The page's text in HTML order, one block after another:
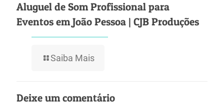
Aluguel de Som Profissional para
Eventos em João Pessoa | CJB Produções
Saiba Mais
Deixe um comentário